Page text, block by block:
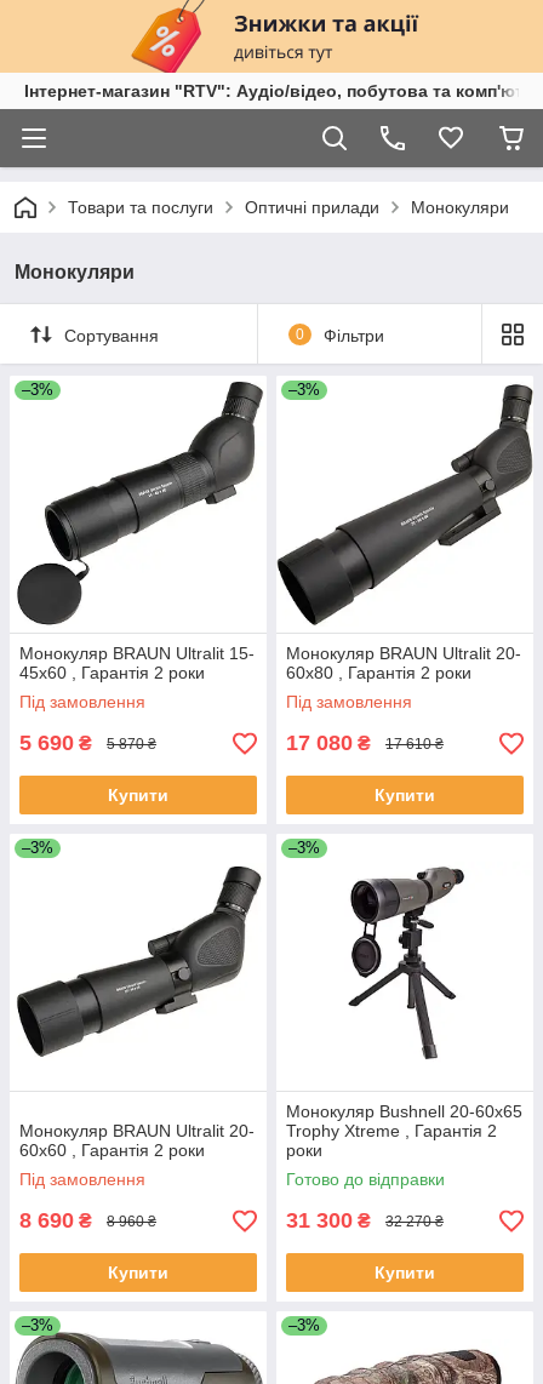
Інтернет-магазин "RTV": Аудіо/відео, побутова та
Товари та послуги Оптичні прилади Монокуляри
Монокуляри
Сортування 0 Фільтри
–3%
Монокуляр BRAUN Ultralit 15-
45x60 , Гарантія 2 роки
Під замовлення
5 690 ₴ 5 870 ₴
Купити
–3%
Монокуляр BRAUN Ultralit 20-
60x80 , Гарантія 2 роки
Під замовлення
17 080 ₴ 17 610 ₴
Купити
–3%
Монокуляр BRAUN Ultralit 20-
60x60 , Гарантія 2 роки
Під замовлення
8 690 ₴ 8 960 ₴
Купити
–3%
Монокуляр Bushnell 20-60x65
Trophy Xtreme , Гарантія 2
роки
Готово до відправки
31 300 ₴ 32 270 ₴
Купити
–3% –3%